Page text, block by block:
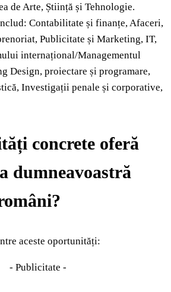
de Arte, Știință și Tehnologie.
Contabilitate și finanțe, Afaceri,
Publicitate și Marketing, IT,
internațional/Managementul
Design, proiectare și programare,
Investigații penale și corporative,
concrete oferă
dumneavoastră
aceste oportunități:
- Publicitate -